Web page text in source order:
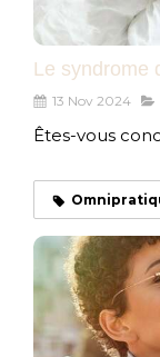
Le syndrome
13 Nov 2024
Êtes-vous